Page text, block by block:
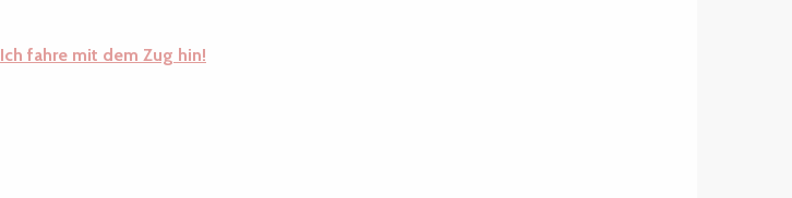
Ich fahre mit dem Zug hin!